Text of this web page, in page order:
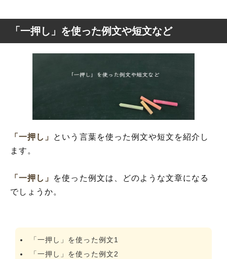
「一押し」を使った例文や短文など
「一押し」 という言葉を使った例文や短文を紹介し
ます。
「一押し」 を使った例文は、どのような文章になる
でしょうか。
「一押し」を使った例文1
「一押し」を使った例文2